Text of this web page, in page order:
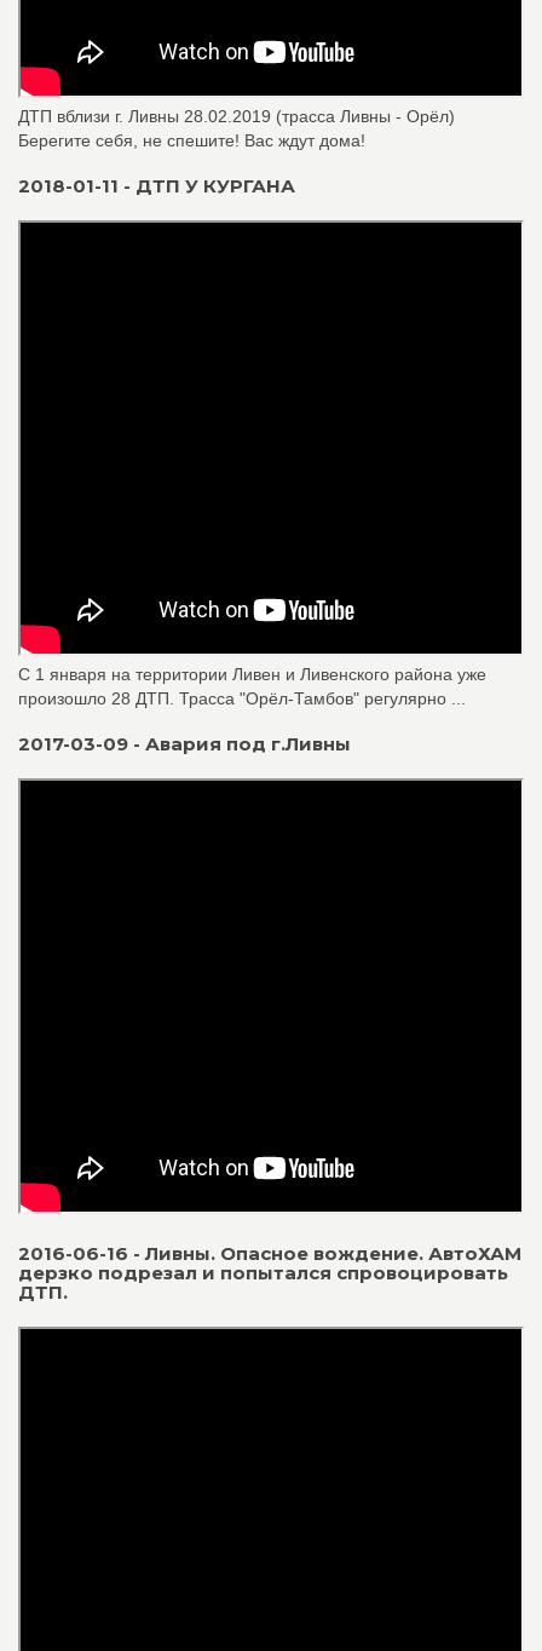
ДТП вблизи г. Ливны 28.02.2019 (трасса Ливны - Орёл)
Берегите себя, не спешите! Вас ждут дома!
2018-01-11 - ДТП У КУРГАНА
С 1 января на территории Ливен и Ливенского района уже
произошло 28 ДТП. Трасса "Орёл-Тамбов" регулярно ...
2017-03-09 - Авария под г.Ливны
2016-06-16 - Ливны. Опасное вождение. АвтоХАМ
дерзко подрезал и попытался спровоцировать
ДТП.